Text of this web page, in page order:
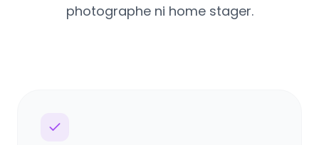
photographe ni home stager.